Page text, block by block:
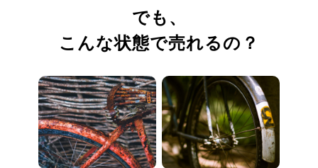
でも、
こんな状態で売れるの？